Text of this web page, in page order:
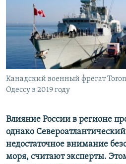
ПОБЕДИТЕЛЕЙ НЕ СУДЯТ?
КРЫМ.НЕПОКОРЕННЫЙ
ELIFBE
УКРАИНСКАЯ ПРОБЛЕМА КРЫМА
ПРИСОЕДИНЯЙТЕСЬ!
Все сайты RFE/RL
Канадский военный фрегат
Одессу в 2019 году
Влияние России в регионе
однако
недостаточное внимание
моря, считают эксперты.